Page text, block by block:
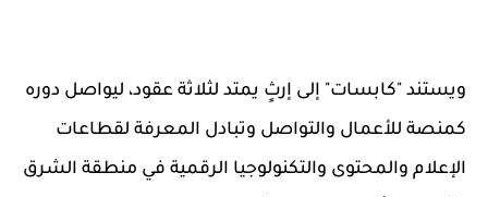
ويستند "كابسات" إلى إرثٍ يمتد لثلاثة عقود، ليواصل دوره
كمنصة للأعمال والتواصل وتبادل المعرفة لقطاعات
الإعلام والمحتوى والتكنولوجيا الرقمية في منطقة الشرق